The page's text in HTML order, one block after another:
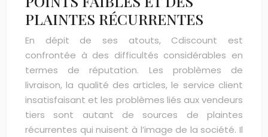
PLAINTES RÉCURRENTES
En dépit de ses atouts, Cdiscount est
confrontée à des difficultés considérables en
termes de réputation. Les problèmes de
livraison, la qualité des articles, le service client
insatisfaisant et les problèmes liés aux vendeurs
tiers sont autant de sources de plaintes
récurrentes qui nuisent à l’image de la société. Il